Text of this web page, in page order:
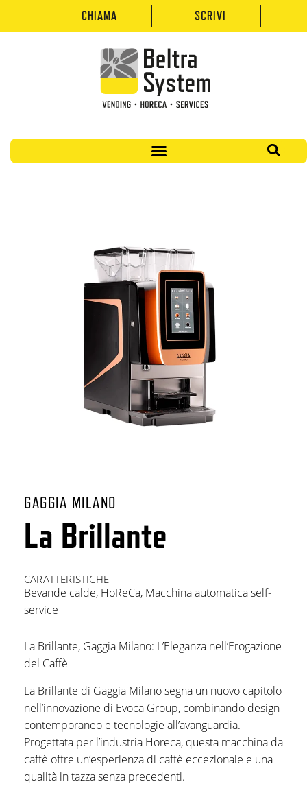
CHIAMA SCRIVI
GAGGIA MILANO
La Brillante
CARATTERISTICHE
Bevande calde, HoReCa, Macchina automatica self-
service
La Brillante, Gaggia Milano: L’Eleganza nell’Erogazione
del Caffè
La Brillante di Gaggia Milano segna un nuovo capitolo
nell’innovazione di Evoca Group, combinando design
contemporaneo e tecnologie all’avanguardia.
Progettata per l’industria Horeca, questa macchina da
caffè offre un’esperienza di caffè eccezionale e una
qualità in tazza senza precedenti.